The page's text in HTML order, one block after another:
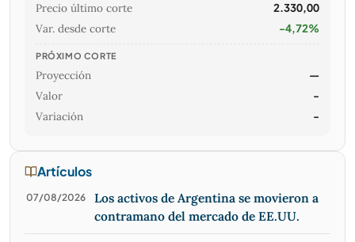
Precio último corte 2.330,00
Var. desde corte -4,72%
PRÓXIMO CORTE
Proyección —
Valor -
Variación -
Artículos
07/08/2026
Los activos de Argentina se movieron a
contramano del mercado de EE.UU.